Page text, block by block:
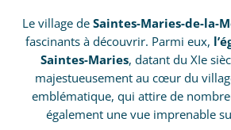
Le village deSaintes-Maries-de-la-
fascinants à découvrir. Parmi eux,
Saintes-Maries, datant du XIe
majestueusement au cœur du
emblématique, qui attire de
également une vue imprenable